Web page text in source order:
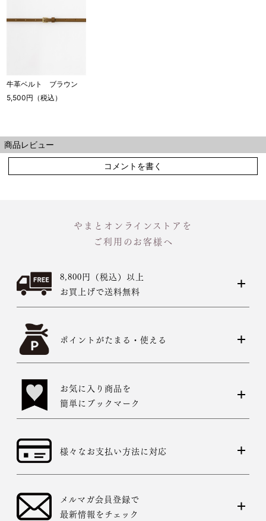
牛革ベルト ブラウン
5,500円（税込）
商品レビュー
コメントを書く
やまとオンラインストアを
ご利用のお客様へ
8,800円（税込）以上
お買上げで送料無料
ポイントがたまる・使える
お気に入り商品を
簡単にブックマーク
様々なお支払い方法に対応
メルマガ会員登録で
最新情報をチェック